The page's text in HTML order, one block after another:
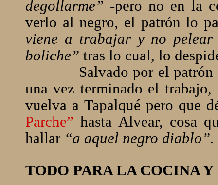
degollarme” -pero no en la
verlo al negro, el patrón lo
viene a trabajar y no pelear
boliche” tras lo cual, lo
Salvado por el
una vez terminado el
vuelva a Tapalqué pero que
Parche” hasta Alvear, cosa
hallar “a aquel negro diablo”.
TODO PARA LA COCINA